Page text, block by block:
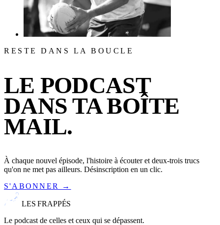
RESTE DANS LA BOUCLE
LE PODCAST
DANS TA BOÎTE
MAIL.
À chaque nouvel épisode, l'histoire à écouter et deux-trois trucs
qu'on ne met pas ailleurs. Désinscription en un clic.
S'ABONNER →
LES FRAPPÉS
Le podcast de celles et ceux qui se dépassent.